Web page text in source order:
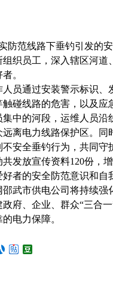
防范线路下垂钓引发的
织员工，深入辖区河
。
人员通过安装警示标识
碰线路的危害，以及应
集中的河段，运维人员
远离电力线路保护区。
安全垂钓行为，共同守
发放宣传资料120份，
者的安全防范意识和自
邵武市供电公司将持续
府、企业、群众“三合
电力保障。